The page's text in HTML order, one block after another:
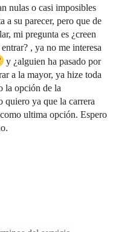
nulas o casi imposibles
a su parecer, pero que de
mi pregunta es ¿creen
, ya no me interesa
y ¿alguien ha pasado por
a la mayor, ya hize toda
la opción de la
quiero ya que la carrera
ultima opción. Espero